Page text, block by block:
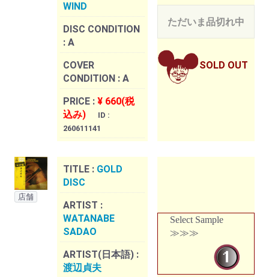
WIND
DISC CONDITION
: A
COVER
CONDITION : A
PRICE : ¥ 660(税
込み)
ID :
260611141
ただいま品切れ中
SOLD OUT
店舗
TITLE : GOLD
DISC
ARTIST :
WATANABE
SADAO
ARTIST(日本語) :
渡辺貞夫
Select Sample
≫≫≫